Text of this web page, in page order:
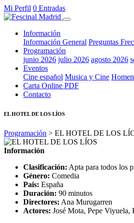
Mi Perfil 0 Entradas
Información
Información General Preguntas
Programación
junio 2026 julio 2026 agosto 2026
Eventos
Cine español Musica y Cine
Carta Online PDF
Contacto
EL HOTEL DE LOS LÍOS
Programación > EL HOTEL DE LOS
Información
Clasificación: Apta para todos los
Género: Comedia
Pais: España
Duración: 90 minutos
Directores: Ana Murugarren
Actores: José Mota, Pepe Viyuela,